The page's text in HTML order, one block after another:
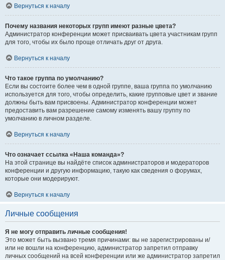
Вернуться к началу
Почему названия некоторых групп имеют разные цвета?
Администратор конференции может присваивать цвета участникам групп
для того, чтобы их было проще отличать друг от друга.
Вернуться к началу
Что такое группа по умолчанию?
Если вы состоите более чем в одной группе, ваша группа по умолчанию
используется для того, чтобы определить, какие групповые цвет и звание
должны быть вам присвоены. Администратор конференции может
предоставить вам разрешение самому изменять вашу группу по
умолчанию в личном разделе.
Вернуться к началу
Что означает ссылка «Наша команда»?
На этой странице вы найдёте список администраторов и модераторов
конференции и другую информацию, такую как сведения о форумах,
которые они модерируют.
Вернуться к началу
Личные сообщения
Я не могу отправить личные сообщения!
Это может быть вызвано тремя причинами: вы не зарегистрированы и/
или не вошли на конференцию, администратор запретил отправку
личных сообщений на всей конференции или же администратор запретил